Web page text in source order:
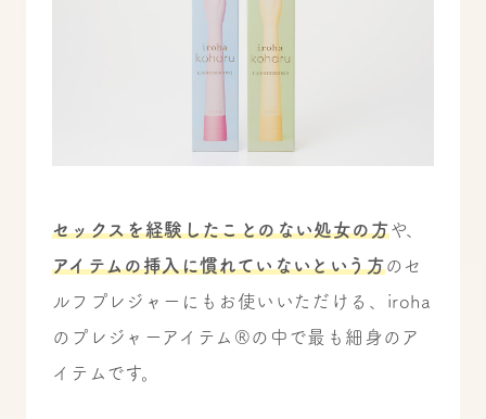
セックスを経験したことのない処女の方や、
アイテムの挿入に慣れていないという方のセ
ルフプレジャーにもお使いいただける、iroha
のプレジャーアイテム®の中で最も細身のア
イテムです。